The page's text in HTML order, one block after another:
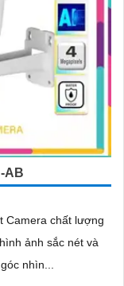
AB
Camera chất lượng
ảnh sắc nét và
và góc nhìn...